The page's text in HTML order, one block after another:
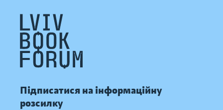
Підписатися на інформаційну
розсилку